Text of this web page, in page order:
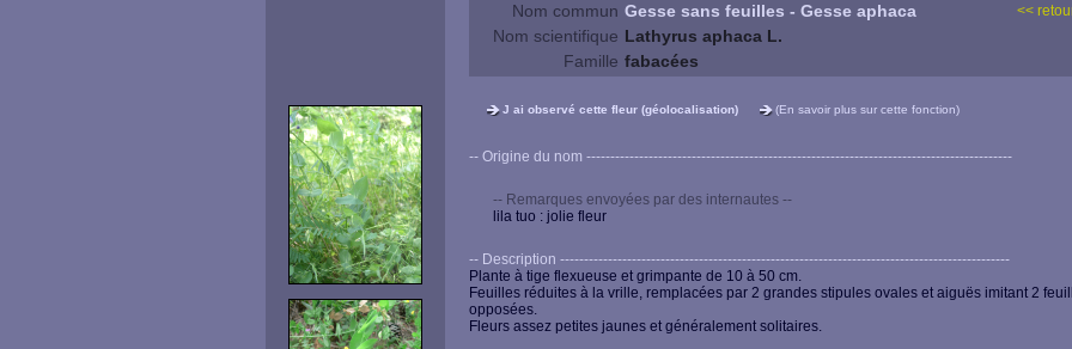
Nom commun Gesse sans feuilles - Gesse aphaca <<
Nom scientifique Lathyrus aphaca L.
Famille fabacées
J ai observé cette fleur (géolocalisation) (En savoir plus sur cette fonction)
-- Origine du nom -----------------------------------------------------------------------------------------
-- Remarques envoyées par des internautes --
lila tuo : jolie fleur
-- Description ----------------------------------------------------------------------------------------------
Plante à tige flexueuse et grimpante de 10 à 50 cm.
Feuilles réduites à la vrille, remplacées par 2 grandes stipules ovales et aiguës imitant 2
opposées.
Fleurs assez petites jaunes et généralement solitaires.